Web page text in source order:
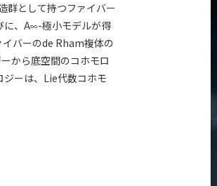
群として持つファイバー
に、A∞-極小モデルが得
バーのde Rham複体の
から底空間のコホモロ
ジーは、Lie代数コホモ